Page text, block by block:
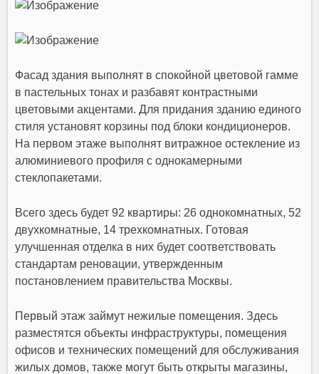
Фасад здания выполнят в спокойной цветовой гамме
в пастельных тонах и разбавят контрастными
цветовыми акцентами. Для придания зданию единого
стиля установят корзины под блоки кондиционеров.
На первом этаже выполнят витражное остекление из
алюминиевого профиля с однокамерными
стеклопакетами.
Всего здесь будет 92 квартиры: 26 однокомнатных, 52
двухкомнатные, 14 трехкомнатных. Готовая
улучшенная отделка в них будет соответствовать
стандартам реновации, утвержденным
постановлением правительства Москвы.
Первый этаж займут нежилые помещения. Здесь
разместятся объекты инфраструктуры, помещения
офисов и технических помещений для обслуживания
жилых домов, также могут быть открыты магазины,